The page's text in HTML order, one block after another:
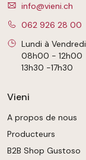
info@vieni.ch
062 926 28 00
Lundi à Vendredi
08h00 - 12h00
13h30 -17h30
Vieni
A propos de nous
Producteurs
B2B Shop Gustoso